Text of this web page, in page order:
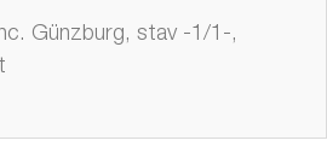
Günzburg, stav -1/1-,